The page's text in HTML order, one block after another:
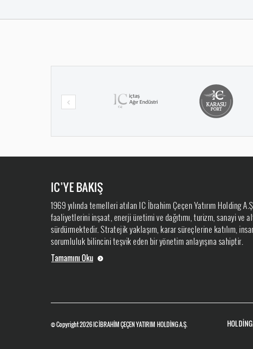
IC’YE BAKIŞ
1969 yılında temelleri atılan IC İbrahim Çeçen Yatırım Holding
faaliyetlerini inşaat, enerji üretimi ve dağıtımı, turizm, sanayi ve
sürdürmektedir. Stratejik yaklaşım, karar süreçlerine katılım,
sorumluluk bilincini teşvik eden bir yönetim anlayışına sahiptir.
Tamamını Oku
© Copyright 2026IC İBRAHİM ÇEÇEN YATIRIM HOLDİNG A.Ş. HOLDİNG